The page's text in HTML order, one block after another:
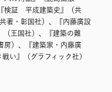
検証 平成建築史』（共
著・彰国社）、『内藤廣設
（王国社）、『建築の難
房）、『建築家・内藤廣
い』（グラフィック社）